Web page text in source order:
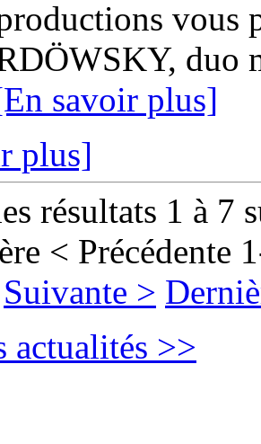
vous
duo
savoir plus]
plus]
résultats 1 à 7
< Précédente
Suivante >
actualités >>